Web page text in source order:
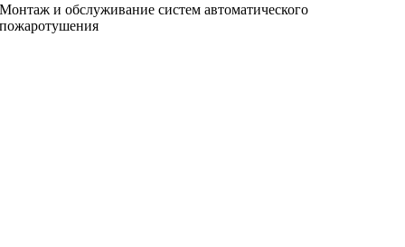
Монтаж и обслуживание систем автоматического
пожаротушения